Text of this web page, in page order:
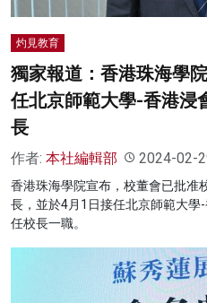
灼見教育
獨家報道：香港珠海學
任北京師範大學-香港浸
長
作者: 本社編輯部 2024-02-
香港珠海學院宣布，校董會已批准
長，並於4月1日接任北京師範大學
任校長一職。